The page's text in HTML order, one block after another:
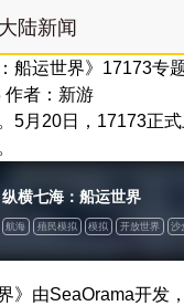
大陆新闻
船运世界》17173专
作者：新游
5月20日，17173正
纵横七海：船运世界
航海 殖民模拟 模拟 开放世界
沙
自动化
资本主义 2D 大战略 经济
》由SeaOrama开发